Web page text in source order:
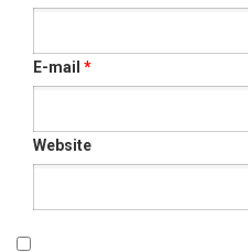
E-mail *
Website